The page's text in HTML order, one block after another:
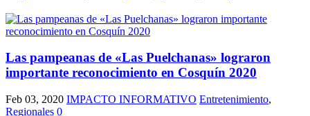
Las pampeanas de «Las Puelchanas» lograron
importante reconocimiento en Cosquín 2020
Feb 03, 2020 IMPACTO INFORMATIVO Entretenimiento,
Regionales 0